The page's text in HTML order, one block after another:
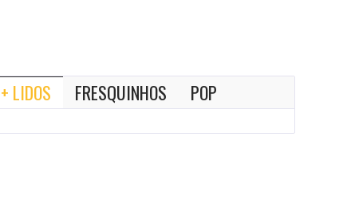
+ LIDOS FRESQUINHOS POP